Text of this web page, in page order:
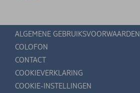
ALGEMENE GEBRUIKSVOORWAARDEN
COLOFON
CONTACT
COOKIEVERKLARING
COOKIE-INSTELLINGEN